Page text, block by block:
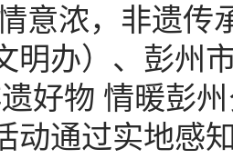
意浓，非遗传
明办）、彭州
好物 情暖彭
动通过实地感